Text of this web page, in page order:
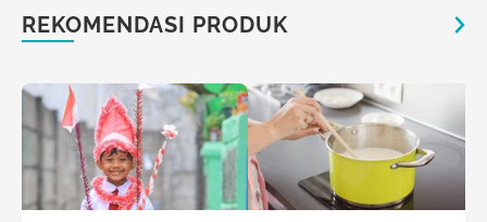
REKOMENDASI PRODUK